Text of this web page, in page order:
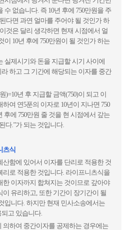
수 없습니다. 즉 10년 후에 750만원을 주
다면 과연 얼마를 주어야 될 것인가 하
것은 달리 생각하면 현재 시점에서 얼
이 10년 후에 750만원이 될 것인가 하는
실제시기와 돈을 지급할 시기 사이에
하고 그 기간에 해당되는 이자를 중간
)=10년 후 지급할 금액(750)이 되고 이
하여 연5푼의 이자로 10년이 지나면 750
후에 750만원 줄 것을 현 시점에서 갚는
다.”가 되는 것입니다.
츠식
산함에 있어서 이자를 단리로 적용한 것
리로 적용한 것입니다. 라이프니츠식을
한 이자까지 합쳐지는 것이므로 갚아야
이 유리하고, 또한 기간이 장기간이 될
입니다. 하지만 현재 민사소송에서는
고 있습니다.
의하여 중간이자를 공제하는 경우에는